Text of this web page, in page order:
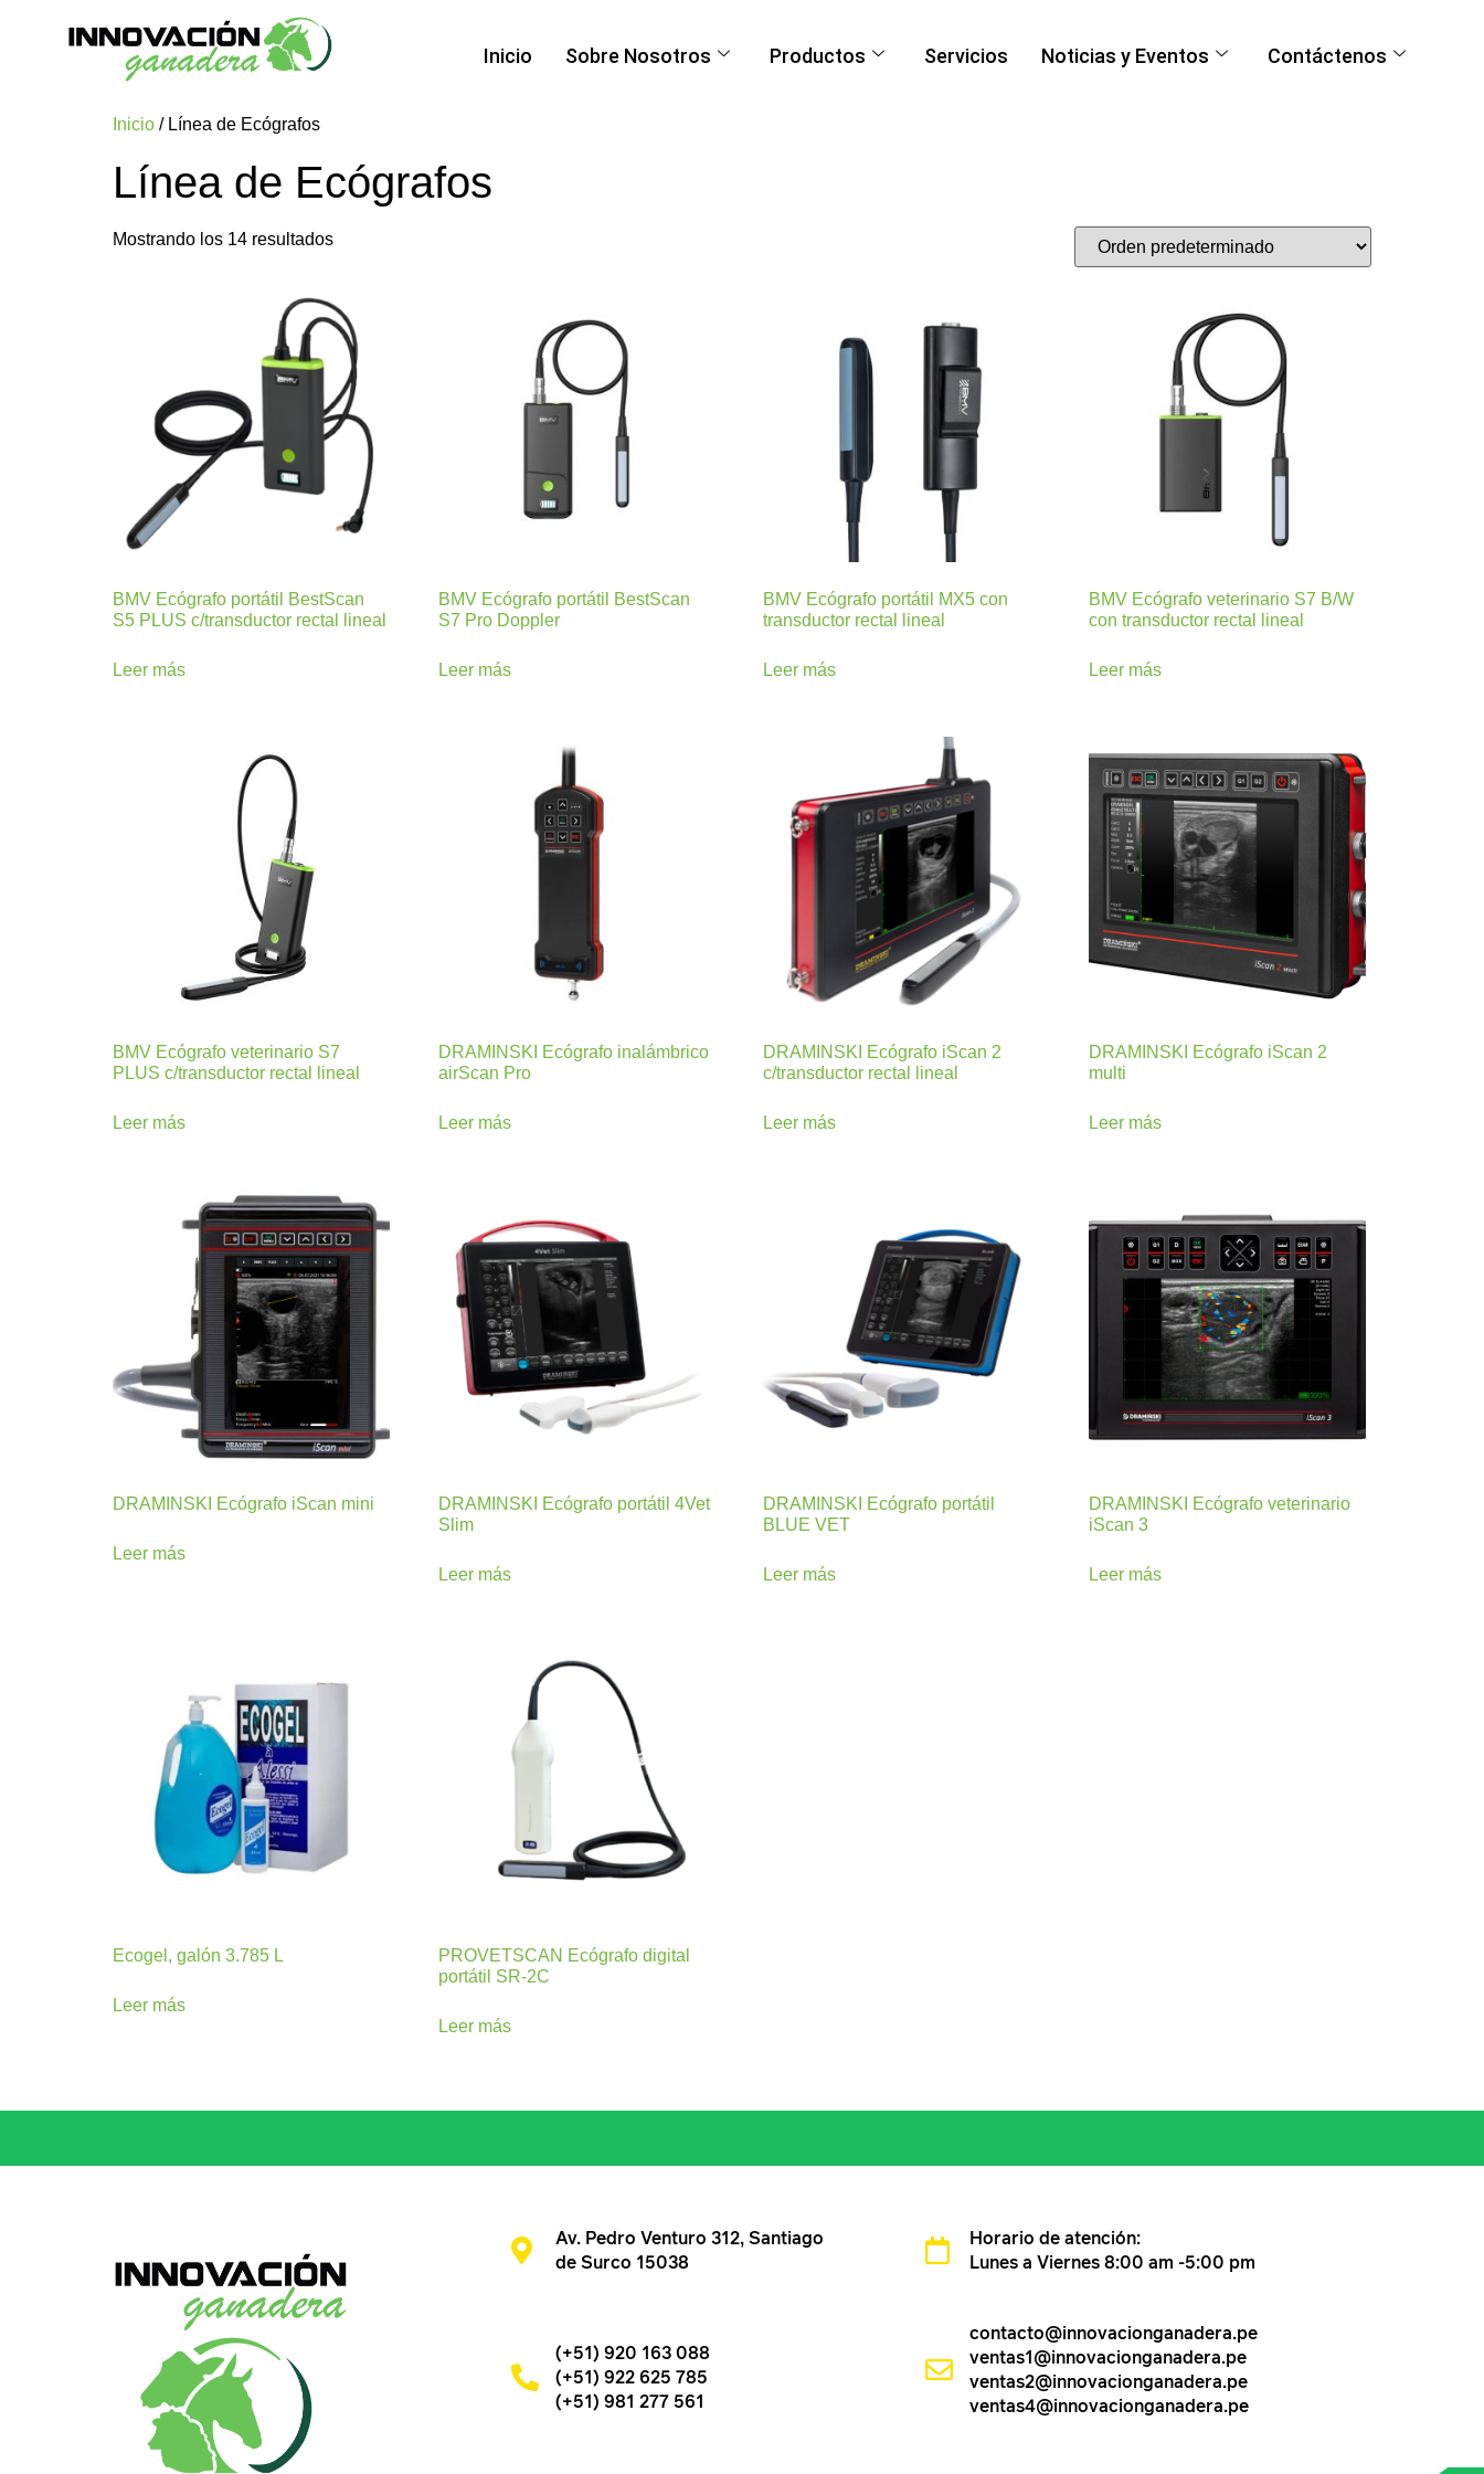
Inicio Sobre Nosotros Productos Servicios Noticias y Eventos Contáctenos
Inicio / Línea de Ecógrafos
Línea de Ecógrafos
Mostrando los 14 resultados
BMV Ecógrafo portátil BestScan
S5 PLUS c/transductor rectal lineal
Leer más
BMV Ecógrafo portátil BestScan
S7 Pro Doppler
Leer más
BMV Ecógrafo portátil MX5 con
transductor rectal lineal
Leer más
BMV Ecógrafo veterinario S7 B/W
con transductor rectal lineal
Leer más
BMV Ecógrafo veterinario S7
PLUS c/transductor rectal lineal
Leer más
DRAMINSKI Ecógrafo inalámbrico
airScan Pro
Leer más
DRAMINSKI Ecógrafo iScan 2
c/transductor rectal lineal
Leer más
DRAMINSKI Ecógrafo iScan 2
multi
Leer más
DRAMINSKI Ecógrafo iScan mini
Leer más
DRAMINSKI Ecógrafo portátil 4Vet
Slim
Leer más
DRAMINSKI Ecógrafo portátil
BLUE VET
Leer más
DRAMINSKI Ecógrafo veterinario
iScan 3
Leer más
Ecogel, galón 3.785 L
Leer más
PROVETSCAN Ecógrafo digital
portátil SR-2C
Leer más
Av. Pedro Venturo 312, Santiago
de Surco 15038
(+51) 920 163 088
(+51) 922 625 785
(+51) 981 277 561
Horario de atención:
Lunes a Viernes 8:00 am -5:00 pm
contacto@innovacionganadera.pe
ventas1@innovacionganadera.pe
ventas2@innovacionganadera.pe
ventas4@innovacionganadera.pe